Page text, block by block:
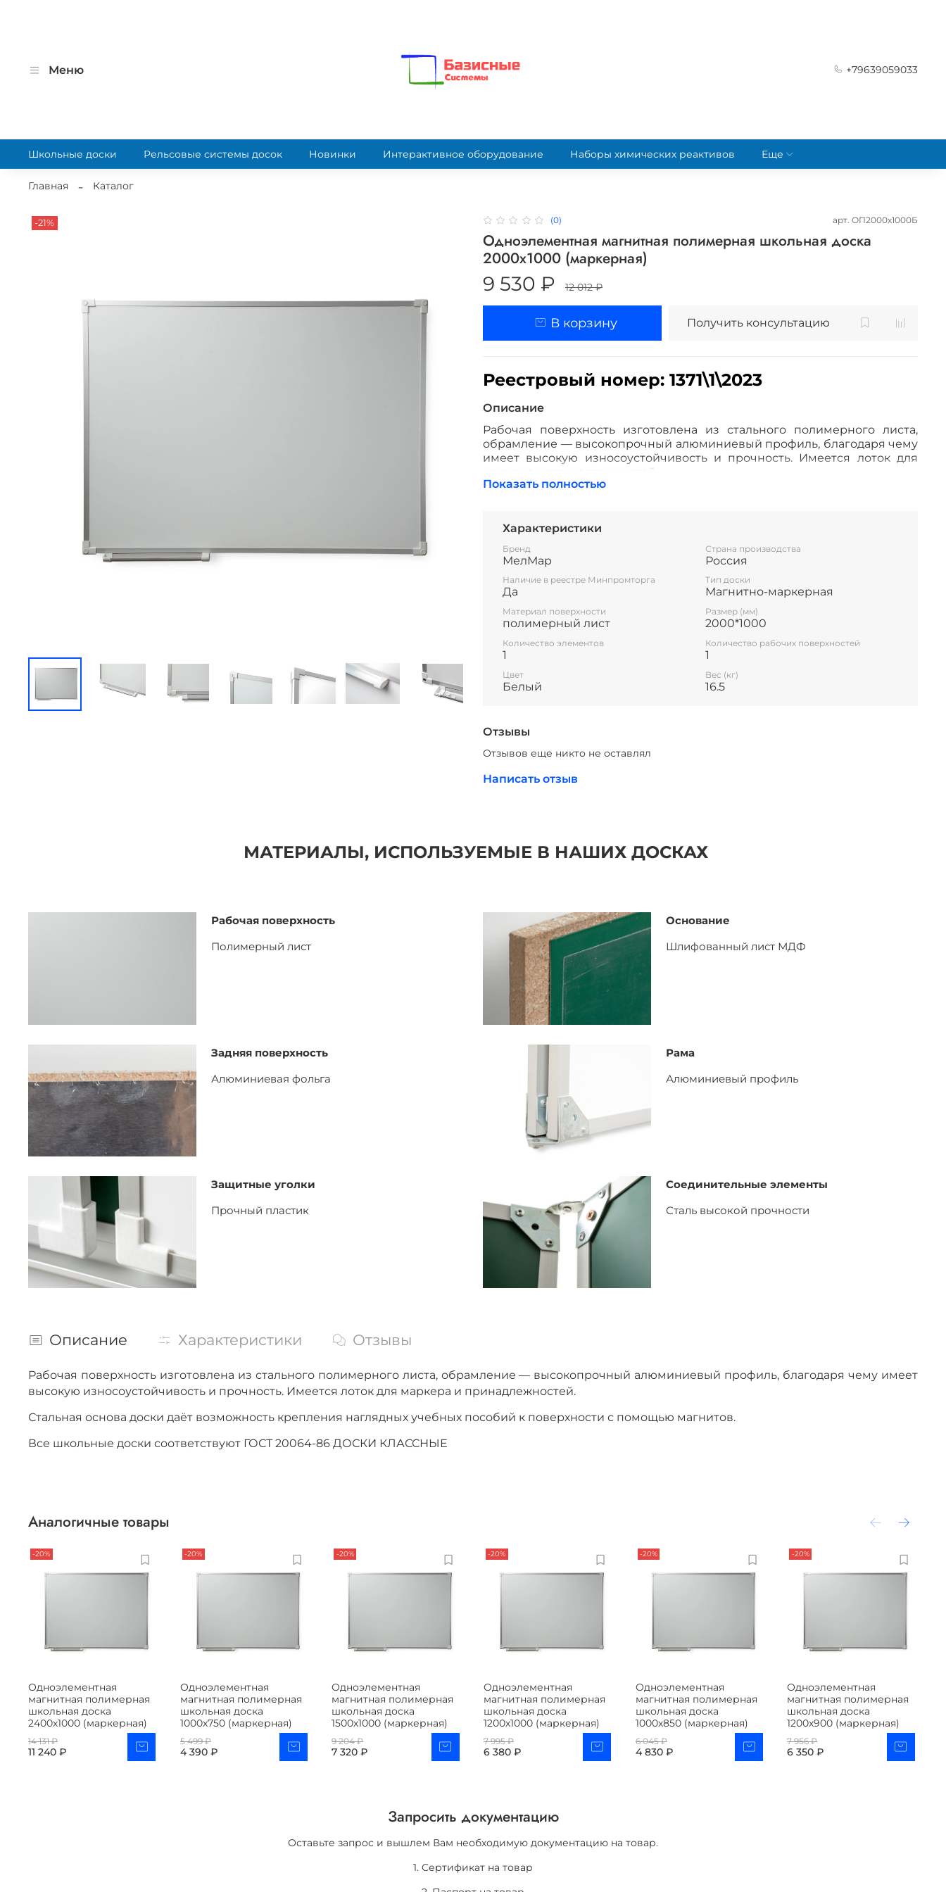
Меню +79639059033
Школьные доски Рельсовые системы досок Новинки Интерактивное оборудование Наборы химических реактивов Еще
Главная Каталог
-21% (0) арт. ОП2000х1000Б
Одноэлементная магнитная полимерная школьная доска
2000х1000 (маркерная)
9 530 ₽ 12 012 ₽
В корзину Получить консультацию
Реестровый номер: 1371\1\2023
Описание
Рабочая поверхность изготовлена из стального полимерного листа,
обрамление — высокопрочный алюминиевый профиль, благодаря чему
имеет высокую износоустойчивость и прочность. Имеется лоток для
маркера и принадлежностей.
Все школьные доски соответствуют ГОСТ 20064-86 ДОСКИ КЛАССНЫЕ
Показать полностью
Характеристики
Бренд
МелМар
Страна производства
Россия
Наличие в реестре Минпромторга
Да
Тип доски
Магнитно-маркерная
Материал поверхности
полимерный лист
Размер (мм)
2000*1000
Количество элементов
1
Количество рабочих поверхностей
1
Цвет
Белый
Вес (кг)
16.5
Отзывы
Отзывов еще никто не оставлял
Написать отзыв
МАТЕРИАЛЫ, ИСПОЛЬЗУЕМЫЕ В НАШИХ ДОСКАХ
Рабочая поверхность
Полимерный лист
Основание
Шлифованный лист МДФ
Задняя поверхность
Алюминиевая фольга
Рама
Алюминиевый профиль
Защитные уголки
Прочный пластик
Соединительные элементы
Сталь высокой прочности
Описание Характеристики Отзывы
Рабочая поверхность изготовлена из стального полимерного листа, обрамление — высокопрочный алюминиевый профиль, благодаря чему имеет
высокую износоустойчивость и прочность. Имеется лоток для маркера и принадлежностей.
Стальная основа доски даёт возможность крепления наглядных учебных пособий к поверхности с помощью магнитов.
Все школьные доски соответствуют ГОСТ 20064-86 ДОСКИ КЛАССНЫЕ
Аналогичные товары
-20%
Одноэлементная
магнитная полимерная
школьная доска
2400х1000 (маркерная)
14 131 ₽
11 240 ₽
-20%
Одноэлементная
магнитная полимерная
школьная доска
1000х750 (маркерная)
5 499 ₽
4 390 ₽
-20%
Одноэлементная
магнитная полимерная
школьная доска
1500х1000 (маркерная)
9 204 ₽
7 320 ₽
-20%
Одноэлементная
магнитная полимерная
школьная доска
1200х1000 (маркерная)
7 995 ₽
6 380 ₽
-20%
Одноэлементная
магнитная полимерная
школьная доска
1000х850 (маркерная)
6 045 ₽
4 830 ₽
-20%
Одноэлементная
магнитная полимерная
школьная доска
1200х900 (маркерная)
7 956 ₽
6 350 ₽
Запросить документацию
Оставьте запрос и вышлем Вам необходимую документацию на товар.
1. Сертификат на товар